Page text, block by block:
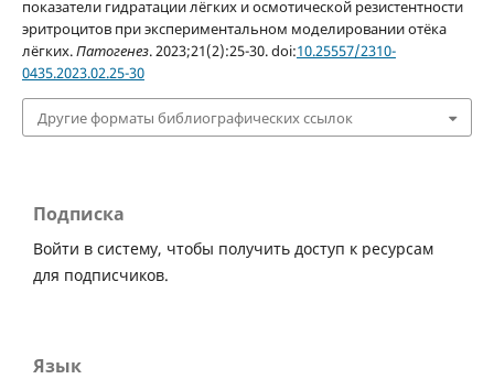
показатели гидратации лёгких и осмотической резистентности
эритроцитов при экспериментальном моделировании отёка
лёгких.Патогенез. 2023;21(2):25-30. doi:10.25557/2310-
0435.2023.02.25-30
Другие форматы библиографических ссылок
Подписка
Войти в систему, чтобы получить доступ к ресурсам
для подписчиков.
Язык